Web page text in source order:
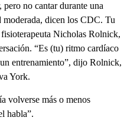
pero no cantar durante una
dicen los CDC. Tu
Nicholas Rolnick,
“Es (tu) ritmo cardíaco
entrenamiento”, dijo Rolnick,
York.
volverse más o menos
habla”.